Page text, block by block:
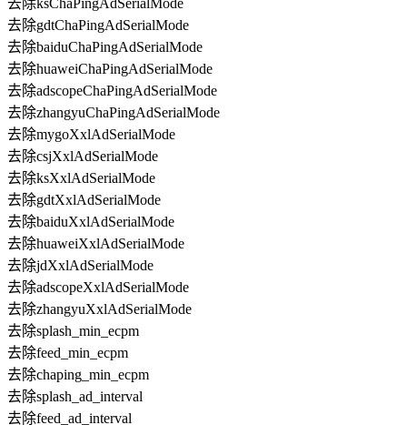
去除gdtChaPingAdSerialMode
去除baiduChaPingAdSerialMode
去除huaweiChaPingAdSerialMode
去除adscopeChaPingAdSerialMode
去除zhangyuChaPingAdSerialMode
去除mygoXxlAdSerialMode
去除csjXxlAdSerialMode
去除ksXxlAdSerialMode
去除gdtXxlAdSerialMode
去除baiduXxlAdSerialMode
去除huaweiXxlAdSerialMode
去除jdXxlAdSerialMode
去除adscopeXxlAdSerialMode
去除zhangyuXxlAdSerialMode
去除splash_min_ecpm
去除feed_min_ecpm
去除chaping_min_ecpm
去除splash_ad_interval
去除feed_ad_interval